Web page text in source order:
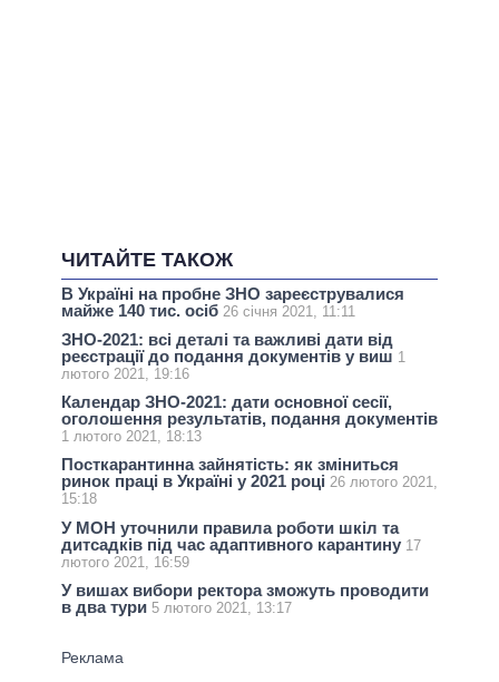
ЧИТАЙТЕ ТАКОЖ
В Україні на пробне ЗНО зареєструвалися
майже 140 тис. осіб 26 січня 2021, 11:11
ЗНО-2021: всі деталі та важливі дати від
реєстрації до подання документів у виш 1
лютого 2021, 19:16
Календар ЗНО-2021: дати основної сесії,
оголошення результатів, подання документів
1 лютого 2021, 18:13
Посткарантинна зайнятість: як зміниться
ринок праці в Україні у 2021 році 26 лютого 2021,
15:18
У МОН уточнили правила роботи шкіл та
дитсадків під час адаптивного карантину 17
лютого 2021, 16:59
У вишах вибори ректора зможуть проводити
в два тури 5 лютого 2021, 13:17